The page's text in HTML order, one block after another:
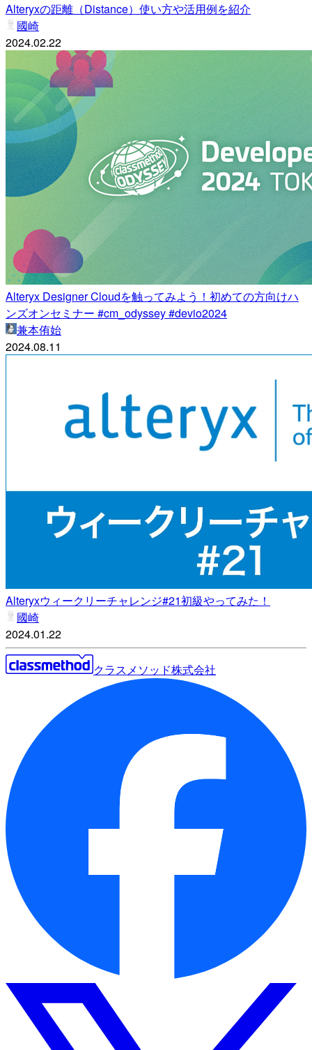
Alteryxの距離（Distance）使い方や活用例を紹介
國崎
2024.02.22
Alteryx Designer Cloudを触ってみよう！初めての方向けハ
ンズオンセミナー #cm_odyssey #devio2024
兼本侑始
2024.08.11
Alteryxウィークリーチャレンジ#21初級やってみた！
國崎
2024.01.22
クラスメソッド株式会社